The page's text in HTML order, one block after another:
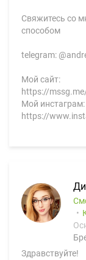
Свяжитесь со
способом
telegram:
Мой сайт:
https://
Мой инстаграм:
https://
Здравствуйте!